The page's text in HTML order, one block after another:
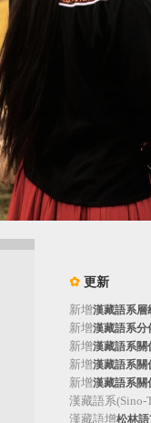
✿ 更新
新增漢藏語系層
新增漢藏語系分
新增漢藏語系關
新增漢藏語系關
新增漢藏語系關
漢藏語系(Sino-
漢藏語增松林語